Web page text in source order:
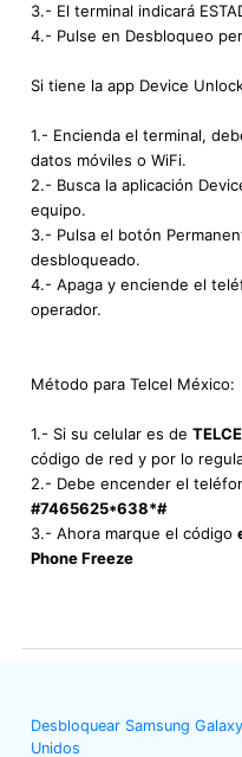
3.- El terminal indicará
4.- Pulse en Desbloqueo
Si tiene la app Device
1.- Encienda el terminal,
datos móviles o WiFi.
2.- Busca la aplicación
equipo.
3.- Pulsa el botón
desbloqueado.
4.- Apaga y enciende el
operador.
Método para Telcel México:
1.- Si su celular es de
código de red y por lo
2.- Debe encender el
#7465625*638*#
3.- Ahora marque el código
Phone Freeze
Desbloquear Samsung
Unidos